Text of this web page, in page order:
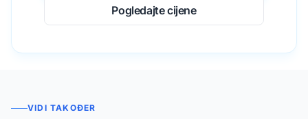
Pogledajte cijene
VIDI TAKOĐER